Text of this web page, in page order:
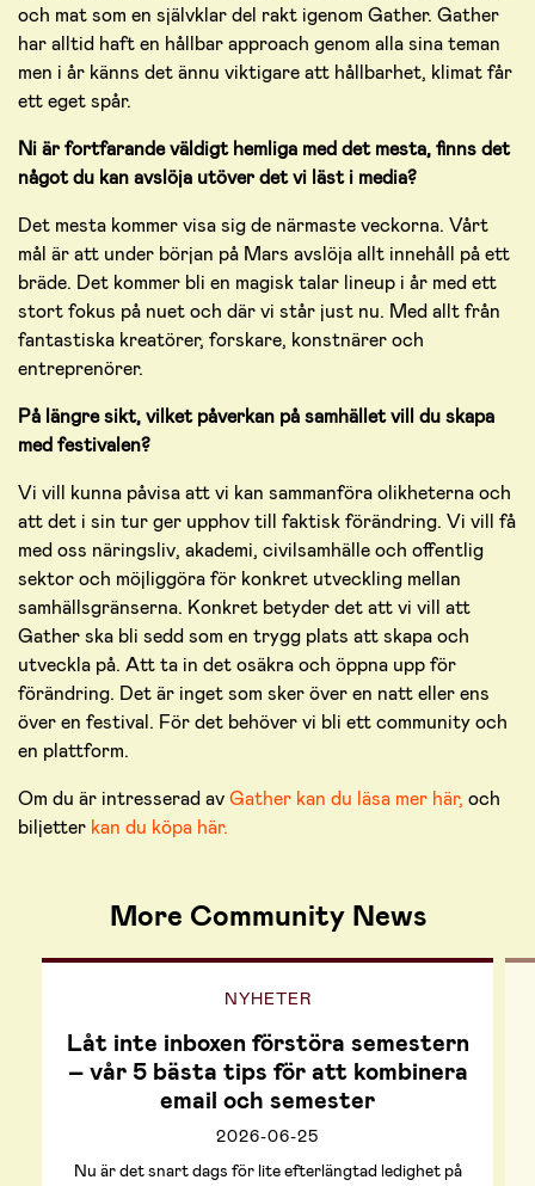
och mat som en självklar del rakt igenom Gather. Gather
har alltid haft en hållbar approach genom alla sina teman
men i år känns det ännu viktigare att hållbarhet, klimat får
ett eget spår.
Ni är fortfarande väldigt hemliga med det mesta, finns det
något du kan avslöja utöver det vi läst i media?
Det mesta kommer visa sig de närmaste veckorna. Vårt
mål är att under början på Mars avslöja allt innehåll på ett
bräde. Det kommer bli en magisk talar lineup i år med ett
stort fokus på nuet och där vi står just nu. Med allt från
fantastiska kreatörer, forskare, konstnärer och
entreprenörer.
På längre sikt, vilket påverkan på samhället vill du skapa
med festivalen?
Vi vill kunna påvisa att vi kan sammanföra olikheterna och
att det i sin tur ger upphov till faktisk förändring. Vi vill få
med oss näringsliv, akademi, civilsamhälle och offentlig
sektor och möjliggöra för konkret utveckling mellan
samhällsgränserna. Konkret betyder det att vi vill att
Gather ska bli sedd som en trygg plats att skapa och
utveckla på. Att ta in det osäkra och öppna upp för
förändring. Det är inget som sker över en natt eller ens
över en festival. För det behöver vi bli ett community och
en plattform.
Om du är intresserad avGather kan du läsa mer här, och
biljetter kan du köpa här.
More Community News
NYHETER
Låt inte inboxen förstöra semestern
– vår 5 bästa tips för att kombinera
email och semester
2026-06-25
Nu är det snart dags för lite efterlängtad ledighet på